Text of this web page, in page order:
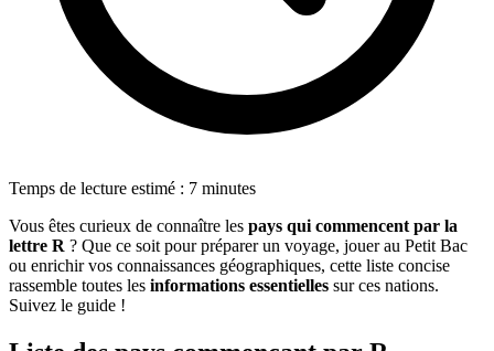
Temps de lecture estimé : 7 minutes
Vous êtes curieux de connaître les pays qui commencent par la
lettre R ? Que ce soit pour préparer un voyage, jouer au Petit Bac
ou enrichir vos connaissances géographiques, cette liste concise
rassemble toutes les informations essentielles sur ces nations.
Suivez le guide !